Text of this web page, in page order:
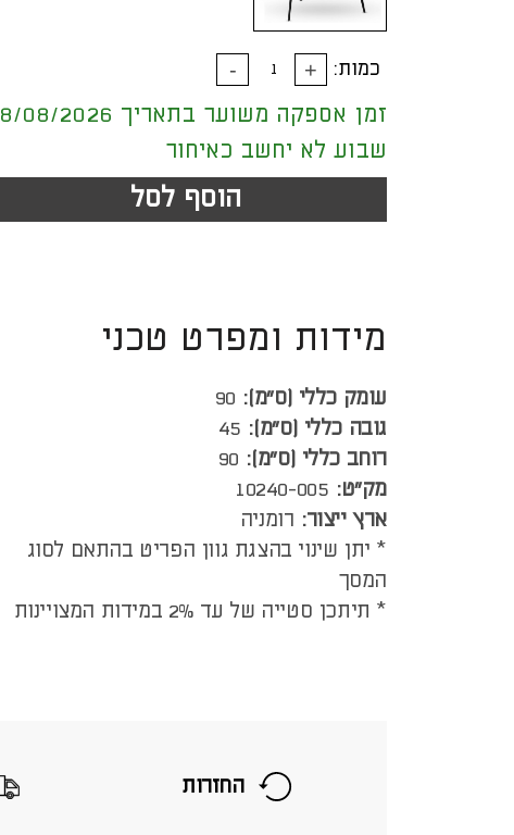
כמות:
זמן אספקה משוער בתאריך 18/08/2026
שבוע לא יחשב כאיחור
הוסף לסל
מידות ומפרט טכני
עומק כללי (ס”מ): 90
גובה כללי (ס”מ): 45
רוחב כללי (ס”מ): 90
מק"ט: 10240-005
ארץ ייצור: רומניה
* יתן שינוי בהצגת גוון הפריט בהתאם לסוג
המסך
* תיתכן סטייה של עד 2% במידות המצויינות
החזרות